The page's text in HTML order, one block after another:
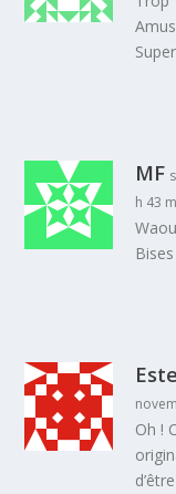
MF
h 43
Bises
Oh !